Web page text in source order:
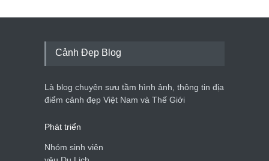
Tam giác mạch khoe sắc
du lịch quốc gia
Cảnh đẹp Việt Nam 24/04/2020
Cảnh Đẹp Blog
Là blog chuyên sưu tầm hình ảnh, thông tin địa
điểm cảnh đẹp Việt Nam và Thế Giới
Phát triển
Nhóm sinh viên